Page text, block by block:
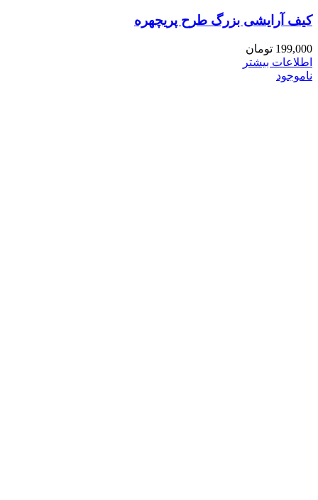
کیف آرایشی بزرگ طرح پریچهره
199,000 تومان
اطلاعات بیشتر
ناموجود